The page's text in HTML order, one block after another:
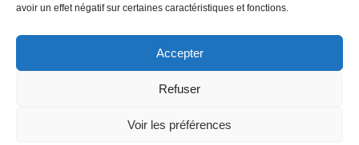
avoir un effet négatif sur certaines caractéristiques et fonctions.
Accepter
Refuser
Voir les préférences
@Vatteville-la-rue mentions légales